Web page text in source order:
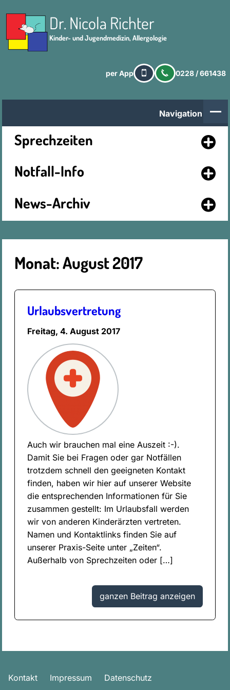
Dr. Nicola Richter
Kinder- und Jugendmedizin, Allergologie
per App 0228 / 661438
Monat:August 2017
Urlaubsvertretung
Freitag, 4. August 2017
Auch wir brauchen mal eine Auszeit :-).
Damit Sie bei Fragen oder gar Notfällen
trotzdem schnell den geeigneten Kontakt
finden, haben wir hier auf unserer Website
die entsprechenden Informationen für Sie
zusammen gestellt: Im Urlaubsfall werden
wir von anderen Kinderärzten vertreten.
Namen und Kontaktlinks finden Sie auf
unserer Praxis-Seite unter „Zeiten“.
Außerhalb von Sprechzeiten oder […]
ganzen Beitrag anzeigen
Navigation
Sprechzeiten
Notfall-Info
News-Archiv
Kontakt Impressum
Datenschutz